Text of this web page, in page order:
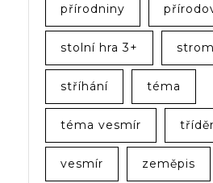
přírodniny
stolní hra 3+ strom
stříhání téma
téma vesmír
vesmír zeměpis